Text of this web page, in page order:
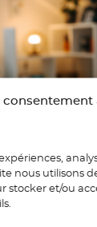
consentement
nous utilisons
stocker et/ou